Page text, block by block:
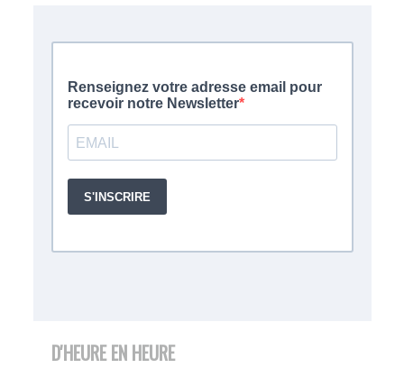
D'HEURE EN HEURE